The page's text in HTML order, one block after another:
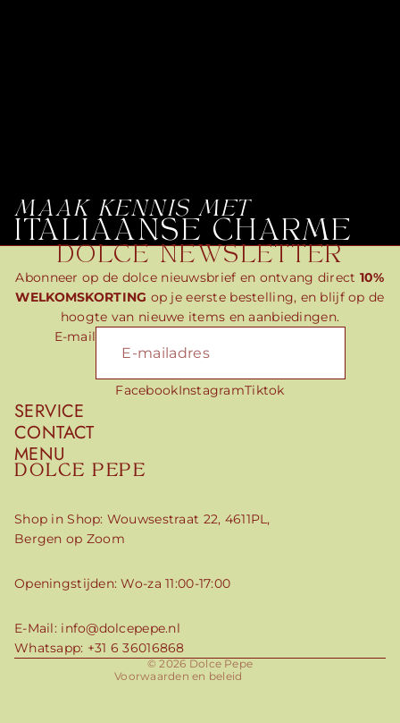
MAAK KENNIS MET
ITALIAANSE CHARME
DOLCE NEWSLETTER
Abonneer op de dolce nieuwsbrief en ontvang direct 10%
WELKOMSKORTING op je eerste bestelling, en blijf op de
hoogte van nieuwe items en aanbiedingen.
E-mail
FacebookInstagramTiktok
SERVICE
CONTACT
MENU
DOLCE PEPE
Shop in Shop: Wouwsestraat 22, 4611PL,
Bergen op Zoom
Openingstijden: Wo-za 11:00-17:00
E-Mail: info@dolcepepe.nl
Whatsapp: +31 6 36016868
© 2026Dolce Pepe
Voorwaarden en beleid
Algemene voorwaarden
Contactgegevens
Verzendbeleid